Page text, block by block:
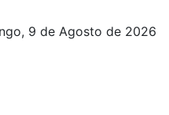
9 de Agosto de 2026